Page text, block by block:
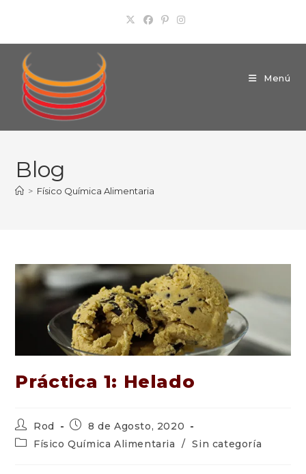
contenido
Menú
Blog
> Físico Química Alimentaria
Práctica 1: Helado
Autor
de
la
Rod
Publicación
la
8 de Agosto, 2020
Categoría
Físico Química Alimentaria / Sin categoría